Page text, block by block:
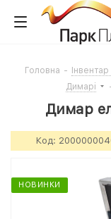
Головна -
Димарі
Димар
Код:
НОВИНКИ